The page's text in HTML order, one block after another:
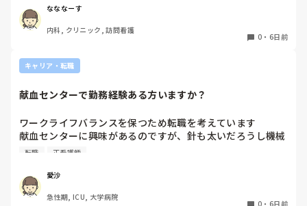
前回体調不良での退職を受け入れてもらえなかった中で、今
回の発表で益々辞めることに対して強引に引き止めに合うこ
すが、相談できるところがありません。
外部で相談できるところはあるでしょうか？？
職は可能なのでしょうけど、ハラスメント発言のダメージが
益々一歩が踏み込めなくて困ってます。）
の田舎にまで患者を受け入れる予定と。
日頃から運転しているとは言っても、深夜帯や冬道で訪問に
行くのはかなり不安で親からも止められています。
はどのような方法を取られているんでしょうか？
なななーす
内科, クリニック, 訪問看護
0 ・ 6日前
キャリア・転職
献血センターで勤務経験ある方いますか？
ワークライフバランスを保つため転職を考えています
献血センターに興味があるのですが、針も太いだろうし機械
操作あるしイメージが湧きません
など教えていただきたいです！
転職 正看護師
愛沙
急性期, ICU, 大学病院
0 ・ 6日前